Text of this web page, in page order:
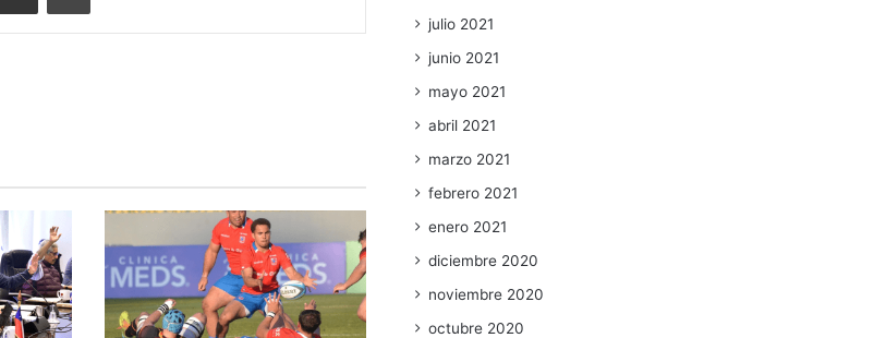
julio 2021
junio 2021
mayo 2021
abril 2021
marzo 2021
febrero 2021
enero 2021
diciembre 2020
noviembre 2020
octubre 2020